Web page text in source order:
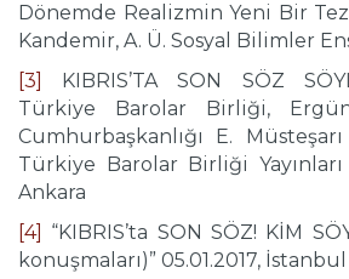
Dönemde Realizmin Yeni Bir
Kandemir, A. Ü. Sosyal Bilimler
[3]
KIBRIS’TA SON SÖZ
Türkiye Barolar Birliği,
Cumhurbaşkanlığı E.
Türkiye Barolar Birliği
Ankara
[4]
“KIBRIS’ta SON SÖZ! KİM
konuşmaları)” 05.01.2017, İstanbul